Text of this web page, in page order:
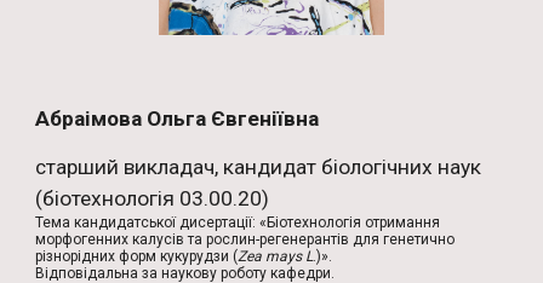
Абраімова Ольга Євгеніївна
старший викладач, кандидат біологічних наук
(біотехнологія 03.00.20)
Тема кандидатської дисертації: «Біотехнологія отримання
морфогенних калусів та рослин-регенерантів для генетично
різнорідних форм кукурудзи (Zea mays L.)».
Відповідальна за наукову роботу кафедри.